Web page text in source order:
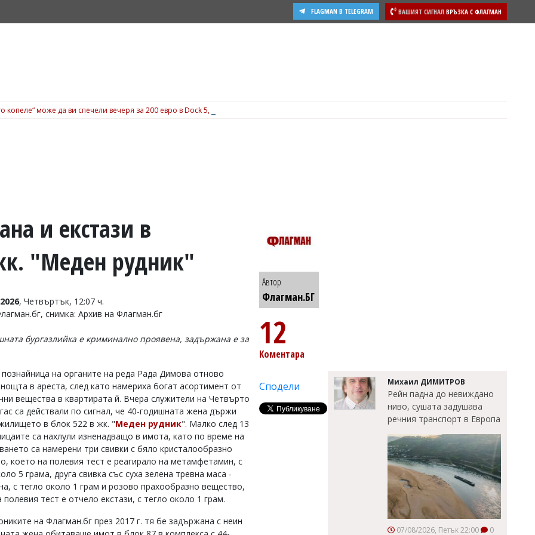
ВАШИЯТ СИГНАЛ ВРЪЗКА С ФЛАГМАН
FLAGMAN В TELEGRAM
копеле“ може да ви спечели вечеря за 200 евро в Dock 5, вижте подробности
и екстази в
"Меден рудник"
, Четвъртък, 12:07 ч.
снимка: Архив на Флагман.бг
бургазлийка е криминално проявена, задържана е за
на органите на реда Рада Димова отново
в ареста, след като намериха богат асортимент от
вещества в квартирата й. Вчера служители на Четвърто
са действали по сигнал, че 40-годишната жена държи
в блок 522 в жк. "Меден рудник". Малко след 13
са нахлули изненадващо в имота, като по време на
са намерени три свивки с бяло кристалообразно
което на полевия тест е реагирало на метамфетамин, с
5 грама, друга свивка със суха зелена тревна маса -
с тегло около 1 грам и розово прахообразно вещество,
полевия тест е отчело екстази, с тегло около 1 грам.
на Флагман.бг през 2017 г. тя бе задържана с неин
Автор
Флагман.БГ
12
Коментара
Сподели Михаил ДИМИТРОВ
Рейн падна до невиждано
ниво, сушата задушава
речния транспорт в Европа
07/08/2026, Петък 22:00 0